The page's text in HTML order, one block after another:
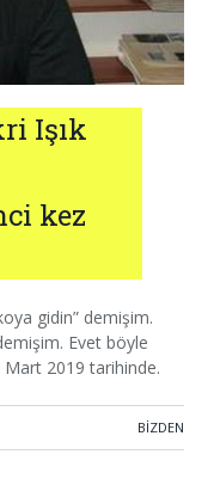
Işık
kez
gidin” demişim.
Evet böyle
2019 tarihinde.
BIZDEN